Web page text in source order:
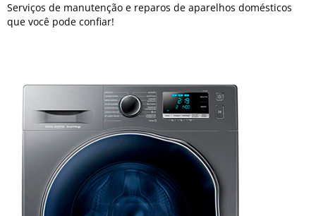
Serviços de manutenção e reparos de aparelhos domésticos
que você pode confiar!